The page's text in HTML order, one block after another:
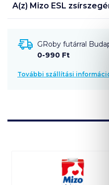
A(z) Mizo ESL
GRoby futárral
0-990 Ft
További szállítási